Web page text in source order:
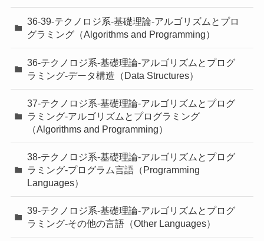
36-39-テクノロジ系-基礎理論-アルゴリズムとプロ
グラミング（Algorithms and Programming）
36-テクノロジ系-基礎理論-アルゴリズムとプログ
ラミング-データ構造（Data Structures）
37-テクノロジ系-基礎理論-アルゴリズムとプログ
ラミング-アルゴリズムとプログラミング
（Algorithms and Programming）
38-テクノロジ系-基礎理論-アルゴリズムとプログ
ラミング-プログラム言語（Programming
Languages）
39-テクノロジ系-基礎理論-アルゴリズムとプログ
ラミング-その他の言語（Other Languages）